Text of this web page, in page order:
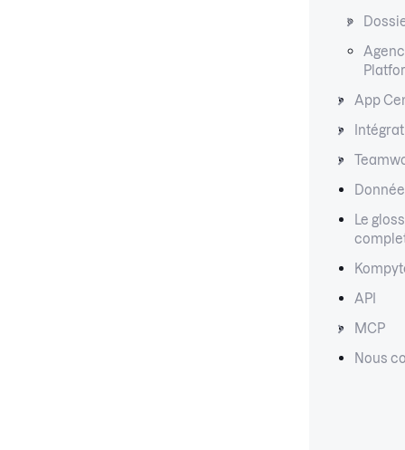
App
Le
API
MCP
Nous